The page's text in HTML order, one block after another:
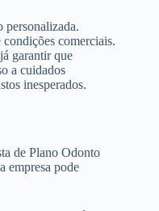
personalizada.
comerciais.
garantir que
a cuidados
inesperados.
de Plano Odonto
empresa pode